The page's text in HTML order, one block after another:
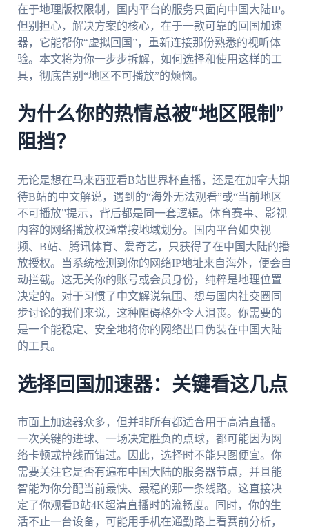
在于地理版权限制，国内平台的服务只面向中国大陆IP。
但别担心，解决方案的核心，在于一款可靠的回国加速
器，它能帮你“虚拟回国”，重新连接那份熟悉的视听体
验。本文将为你一步步拆解，如何选择和使用这样的工
具，彻底告别“地区不可播放”的烦恼。
为什么你的热情总被“地区限制”
阻挡？
无论是想在马来西亚看B站世界杯直播，还是在加拿大期
待B站的中文解说，遇到的“海外无法观看”或“当前地区
不可播放”提示，背后都是同一套逻辑。体育赛事、影视
内容的网络播放权通常按地域划分。国内平台如央视
频、B站、腾讯体育、爱奇艺，只获得了在中国大陆的播
放授权。当系统检测到你的网络IP地址来自海外，便会自
动拦截。这无关你的账号或会员身份，纯粹是地理位置
决定的。对于习惯了中文解说氛围、想与国内社交圈同
步讨论的我们来说，这种阻碍格外令人沮丧。你需要的
是一个能稳定、安全地将你的网络出口伪装在中国大陆
的工具。
选择回国加速器：关键看这几点
市面上加速器众多，但并非所有都适合用于高清直播。
一次关键的进球、一场决定胜负的点球，都可能因为网
络卡顿或掉线而错过。因此，选择时不能只图便宜。你
需要关注它是否有遍布中国大陆的服务器节点，并且能
智能为你分配当前最快、最稳的那一条线路。这直接决
定了你观看B站4K超清直播时的流畅度。同时，你的生
活不止一台设备，可能用手机在通勤路上看赛前分析，